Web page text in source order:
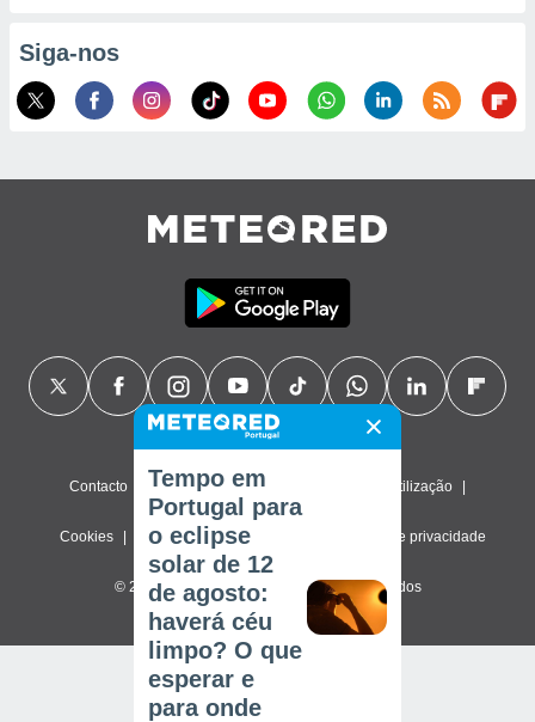
Siga-nos
Contacto Sobre nós FAQ Termos de utilização
Cookies Política de privacidade Definições de privacidade
© 2026 Meteored. Todos os direitos reservados
Tempo em
Portugal para
o eclipse
solar de 12
de agosto:
haverá céu
limpo? O que
esperar e
para onde